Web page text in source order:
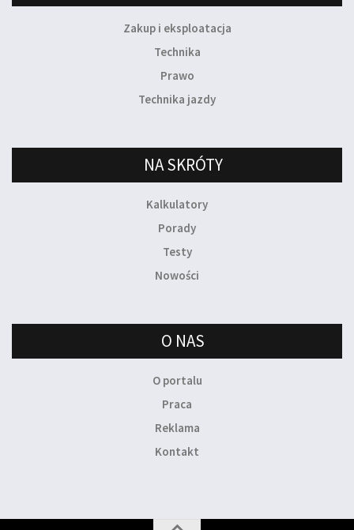
Zakup i eksploatacja
Technika
Prawo
Technika jazdy
NA SKRÓTY
Kalkulatory
Porady
Testy
Nowości
O NAS
O portalu
Praca
Reklama
Kontakt